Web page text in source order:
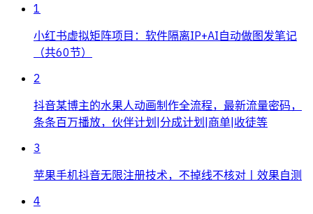
1
小红书虚拟矩阵项目：软件隔离IP+AI自动做图发笔记
（共60节）
2
抖音某博主的水果人动画制作全流程，最新流量密码，
条条百万播放，伙伴计划|分成计划|商单|收徒等
3
苹果手机抖音无限注册技术，不掉线不核对丨效果自测
4